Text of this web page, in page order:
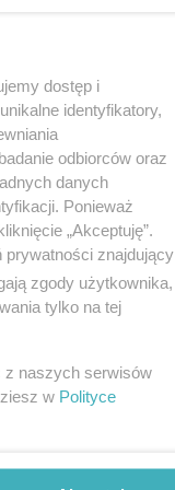
dostęp i
identyfikatory,
odbiorców oraz
danych
Ponieważ
„Akceptuję”.
znajdujący
zgody użytkownika,
tylko na tej
z naszych serwisów
w Polityce